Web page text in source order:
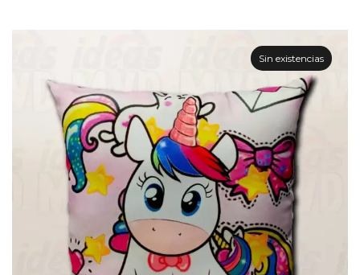
Sin existencias